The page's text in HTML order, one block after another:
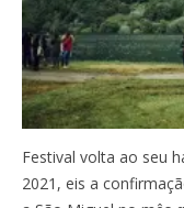
Festival volta ao seu
2021, eis a